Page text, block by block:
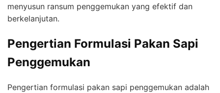
menyusun ransum penggemukan yang efektif dan
berkelanjutan.
Pengertian Formulasi Pakan Sapi
Penggemukan
Pengertian formulasi pakan sapi penggemukan adalah